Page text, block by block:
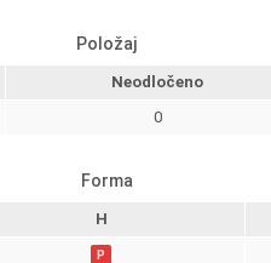
Položaj
Neodločeno
0
Forma
H
P